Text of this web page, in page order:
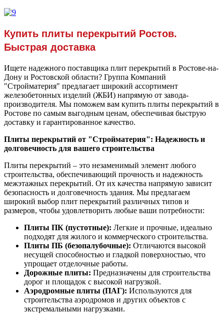
Купить плиты перекрытий Ростов.
Быстрая доставка
Ищете надежного поставщика плит перекрытий в Ростове-на-
Дону и Ростовской области? Группа Компаний
"Стройматерия" предлагает широкий ассортимент
железобетонных изделий (ЖБИ) напрямую от завода-
производителя. Мы поможем вам купить плиты перекрытий в
Ростове по самым выгодным ценам, обеспечивая быструю
доставку и гарантированное качество.
Плиты перекрытий от "Стройматерия": Надежность и
долговечность для вашего строительства
Плиты перекрытий – это незаменимый элемент любого
строительства, обеспечивающий прочность и надежность
межэтажных перекрытий. От их качества напрямую зависит
безопасность и долговечность здания. Мы предлагаем
широкий выбор плит перекрытий различных типов и
размеров, чтобы удовлетворить любые ваши потребности:
Плиты ПК (пустотные): Легкие и прочные, идеально
подходят для жилого и коммерческого строительства.
Плиты ПБ (безопалубочные): Отличаются высокой
несущей способностью и гладкой поверхностью, что
упрощает отделочные работы.
Дорожные плиты: Предназначены для строительства
дорог и площадок с высокой нагрузкой.
Аэродромные плиты (ПАГ): Используются для
строительства аэродромов и других объектов с
экстремальными нагрузками.